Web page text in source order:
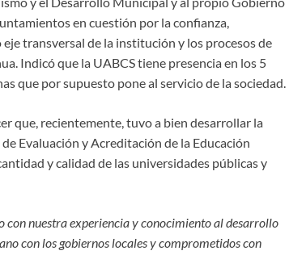
en cuestión por la confianza,
transversal de la institución y los procesos de
Indicó que la UABCS tiene presencia en los 5
que por supuesto pone al servicio de la sociedad.
que, recientemente, tuvo a bien desarrollar la
Evaluación y Acreditación de la Educación
y calidad de las universidades públicas y
con nuestra experiencia y conocimiento al desarrollo
con los gobiernos locales y comprometidos con